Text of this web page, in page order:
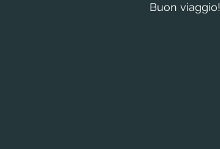
Buon viaggio!